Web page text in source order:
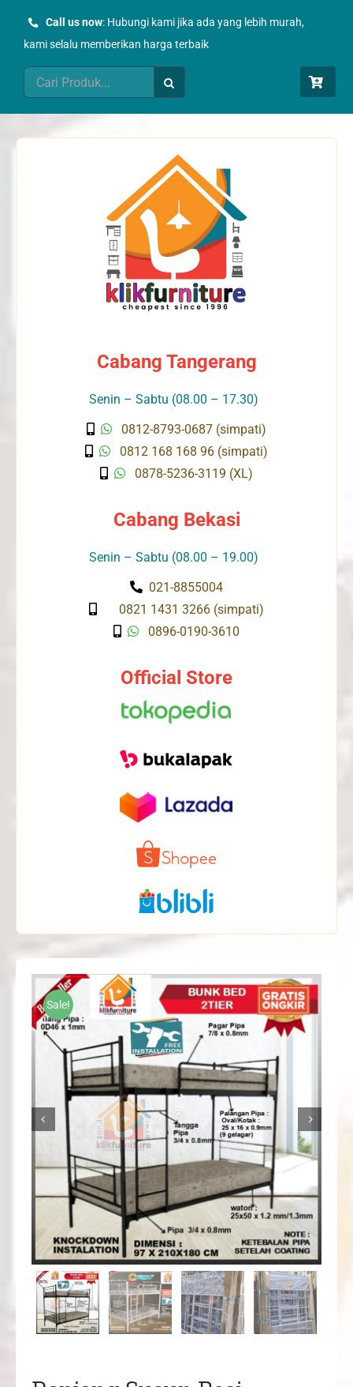
Call us now: Hubungi kami jika ada yang lebih murah,
kami selalu memberikan harga terbaik
Search
for:
Cabang Tangerang
Senin – Sabtu (08.00 – 17.30)
0812-8793-0687 (simpati)
0812 168 168 96 (simpati)
0878-5236-3119 (XL)
Cabang Bekasi
Senin – Sabtu (08.00 – 19.00)
021-8855004
0821 1431 3266 (simpati)
0896-0190-3610
Official Store
Sale!
 